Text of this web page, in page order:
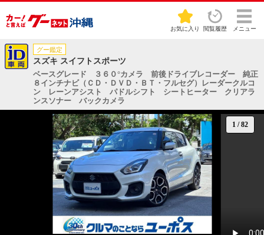
お気に入り 閲覧履歴 メニュー
グー鑑定
スズキ スイフトスポーツ
ベースグレード ３６０°カメラ 前後ドライブレコーダー 純正
８インチナビ（ＣＤ・ＤＶＤ・ＢＴ・フルセグ）レーダークルコ
ン レーンアシスト パドルシフト シートヒーター クリアラ
ンスソナー バックカメラ
1 /82